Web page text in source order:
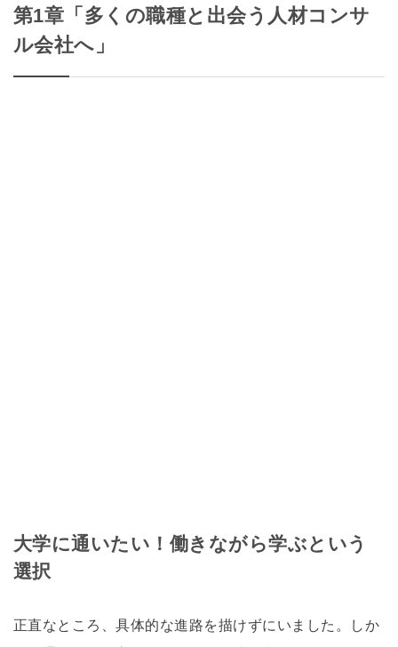
第1章「多くの職種と出会う人材コンサ
ル会社へ」
大学に通いたい！働きながら学ぶという
選択
正直なところ、具体的な進路を描けずにいました。しか